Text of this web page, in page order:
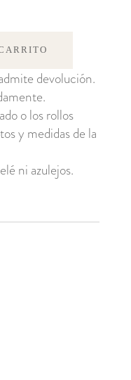
devolución.
o los rollos
y medidas de la
ni azulejos.